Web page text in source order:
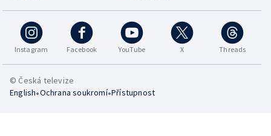
Instagram Facebook YouTube X Threads
© Česká televize
English•Ochrana soukromí•Přístupnost